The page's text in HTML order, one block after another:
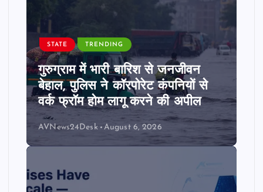
STATE TRENDING
गुरुग्राम में भारी बारिश से जनजीवन
बेहाल, पुलिस ने कॉरपोरेट कंपनियों से
वर्क फ्रॉम होम लागू करने की अपील
AVNews24Desk August 6, 2026